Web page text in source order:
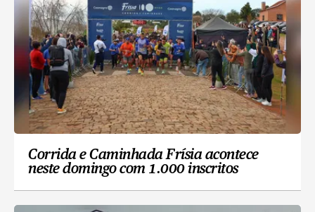
Corrida e Caminhada Frísia acontece
neste domingo com 1.000 inscritos